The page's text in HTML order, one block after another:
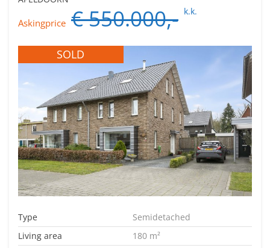
Askingprice € 550.000,- k.k.
SOLD
Type
Semidetached
Living area
180 m²